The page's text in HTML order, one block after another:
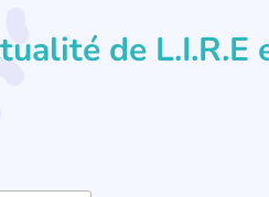
de